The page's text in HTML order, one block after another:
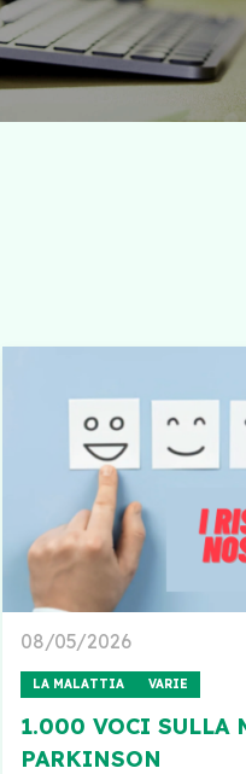
08/05/2026
LA MALATTIA VARIE
1.000 VOCI SULLA
PARKINSON